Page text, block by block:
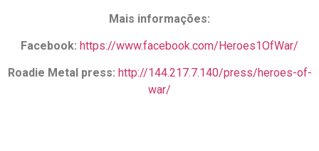
Mais informações:
Facebook: https://www.facebook.com/Heroes1OfWar/
Roadie Metal press: http://144.217.7.140/press/heroes-of-
war/